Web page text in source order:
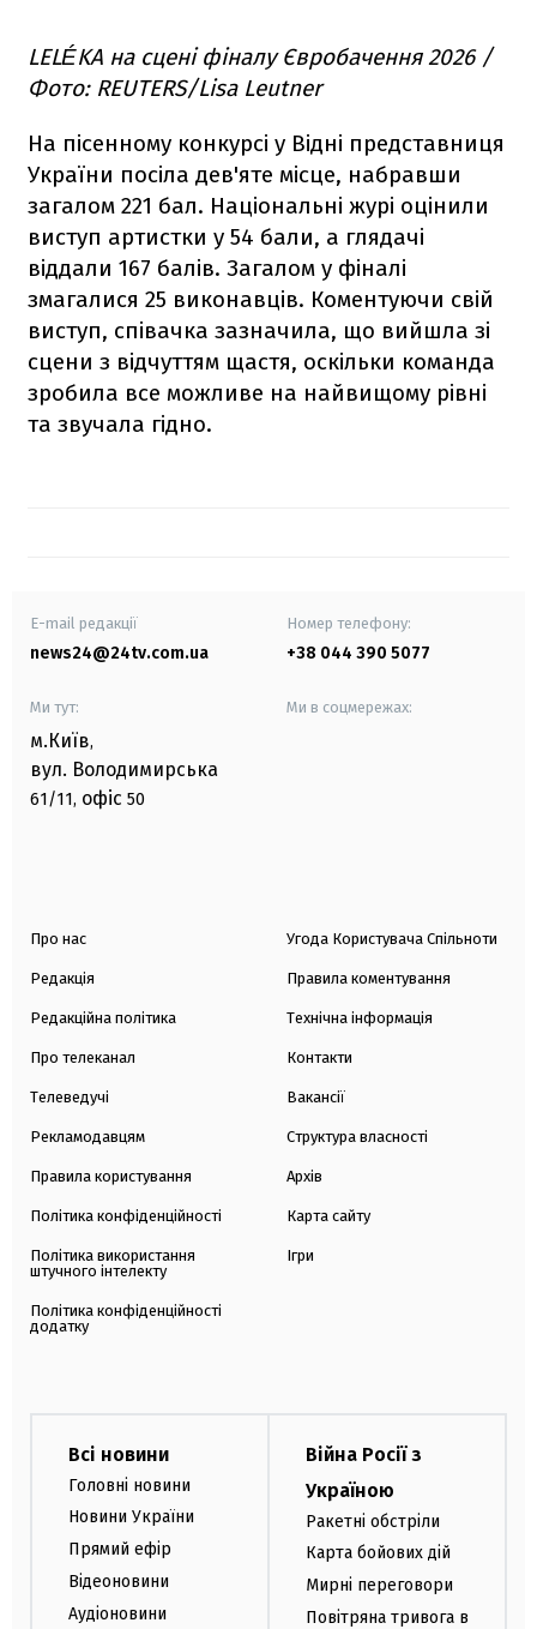
LELÉKA на сцені фіналу Євробачення 2026 /
Фото: REUTERS/Lisa Leutner
На пісенному конкурсі у Відні представниця
України посіла дев'яте місце, набравши
загалом 221 бал. Національні журі оцінили
виступ артистки у 54 бали, а глядачі
віддали 167 балів. Загалом у фіналі
змагалися 25 виконавців. Коментуючи свій
виступ, співачка зазначила, що вийшла зі
сцени з відчуттям щастя, оскільки команда
зробила все можливе на найвищому рівні
та звучала гідно.
E-mail редакції
news24@24tv.com.ua
Номер телефону:
+38 044 390 5077
Ми тут:
м.Київ,
вул. Володимирська
61/11, офіс 50
Ми в соцмережах:
Про нас
Редакція
Редакційна політика
Про телеканал
Телеведучі
Рекламодавцям
Правила користування
Політика конфіденційності
Політика використання
штучного інтелекту
Політика конфіденційності
додатку
Угода Користувача Спільноти
Правила коментування
Технічна інформація
Контакти
Вакансії
Структура власності
Архів
Карта сайту
Ігри
Всі новини
Головні новини
Новини України
Прямий ефір
Відеоновини
Аудіоновини
Війна Росії з
Україною
Ракетні обстріли
Карта бойових дій
Мирні переговори
Повітряна тривога в